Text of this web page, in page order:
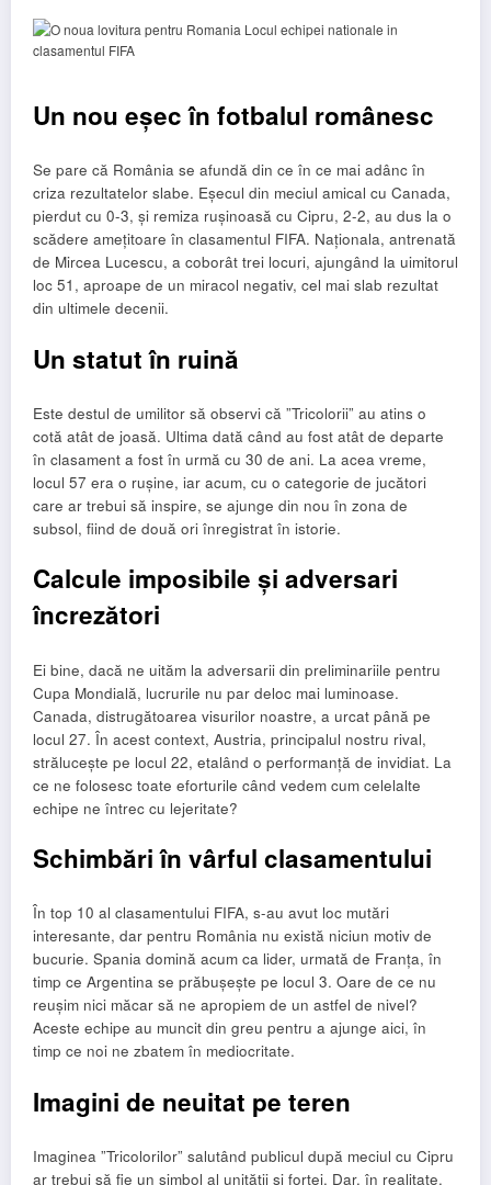
Un nou eșec în fotbalul românesc
Se pare că România se afundă din ce în ce mai adânc în
criza rezultatelor slabe. Eșecul din meciul amical cu Canada,
pierdut cu 0-3, și remiza rușinoasă cu Cipru, 2-2, au dus la o
scădere amețitoare în clasamentul FIFA. Naționala, antrenată
de Mircea Lucescu, a coborât trei locuri, ajungând la uimitorul
loc 51, aproape de un miracol negativ, cel mai slab rezultat
din ultimele decenii.
Un statut în ruină
Este destul de umilitor să observi că ”Tricolorii” au atins o
cotă atât de joasă. Ultima dată când au fost atât de departe
în clasament a fost în urmă cu 30 de ani. La acea vreme,
locul 57 era o rușine, iar acum, cu o categorie de jucători
care ar trebui să inspire, se ajunge din nou în zona de
subsol, fiind de două ori înregistrat în istorie.
Calcule imposibile și adversari
încrezători
Ei bine, dacă ne uităm la adversarii din preliminariile pentru
Cupa Mondială, lucrurile nu par deloc mai luminoase.
Canada, distrugătoarea visurilor noastre, a urcat până pe
locul 27. În acest context, Austria, principalul nostru rival,
strălucește pe locul 22, etalând o performanță de invidiat. La
ce ne folosesc toate eforturile când vedem cum celelalte
echipe ne întrec cu lejeritate?
Schimbări în vârful clasamentului
În top 10 al clasamentului FIFA, s-au avut loc mutări
interesante, dar pentru România nu există niciun motiv de
bucurie. Spania domină acum ca lider, urmată de Franța, în
timp ce Argentina se prăbușește pe locul 3. Oare de ce nu
reușim nici măcar să ne apropiem de un astfel de nivel?
Aceste echipe au muncit din greu pentru a ajunge aici, în
timp ce noi ne zbatem în mediocritate.
Imagini de neuitat pe teren
Imaginea ”Tricolorilor” salutând publicul după meciul cu Cipru
ar trebui să fie un simbol al unității și forței. Dar, în realitate,